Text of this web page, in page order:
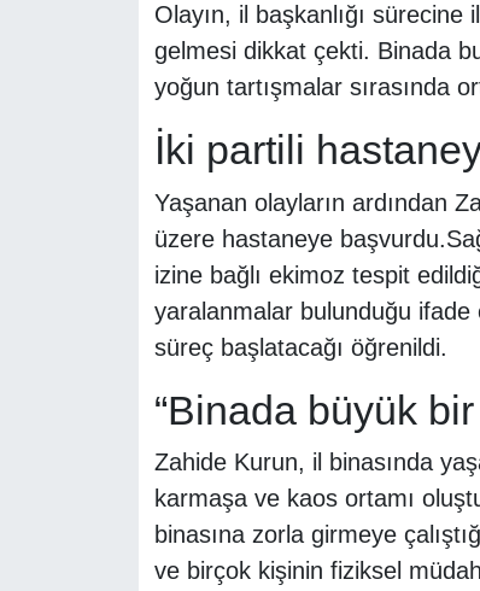
Olayın, il başkanlığı
gelmesi dikkat çekti. Binada
yoğun tartışmalar sırasında
İki partili
Yaşanan olayların ardından
üzere hastaneye
izine bağlı ekimoz tespit
yaralanmalar bulunduğu
süreç başlatacağı öğrenildi.
“Binada büyük bir
Zahide Kurun, il binasında
karmaşa ve kaos ortamı
binasına zorla girmeye
ve birçok kişinin fiziksel